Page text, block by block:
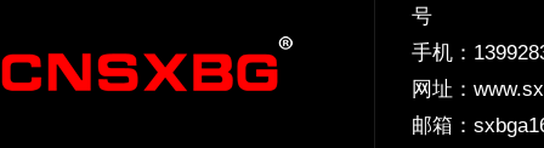
号
手机：
网址：
邮箱：